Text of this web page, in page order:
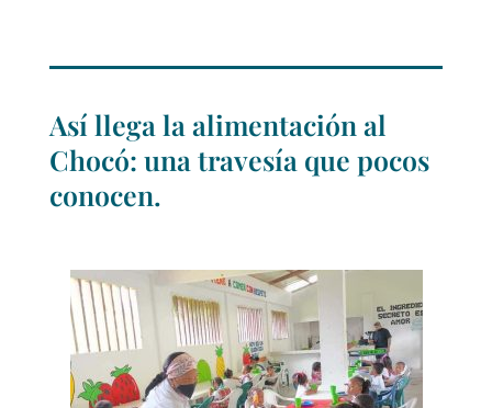
Así llega la alimentación al
Chocó: una travesía que pocos
conocen.